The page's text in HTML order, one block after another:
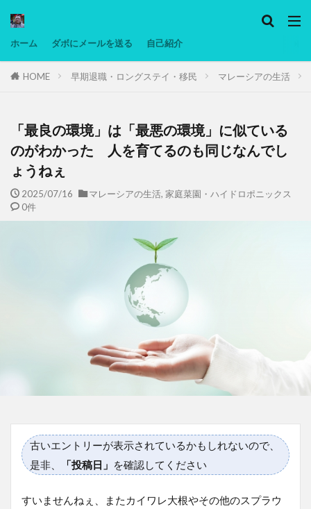
ホーム ダボにメールを送る 自己紹介
HOME 早期退職・ロングステイ・移民 マレーシアの生活
「最良の環境」は「最悪の環境」に似ている
のがわかった 人を育てるのも同じなんでし
ょうねぇ
2025/07/16 マレーシアの生活, 家庭菜園・ハイドロポニックス
0件
古いエントリーが表示されているかもしれないので、
是非、
「投稿日」 を確認してください
すいませんねぇ、またカイワレ大根やその他のスプラウ
タグ
マレーシア動画
ヨーグルト
低温調理・スロークッカー
低糖質ダイエット
備忘録